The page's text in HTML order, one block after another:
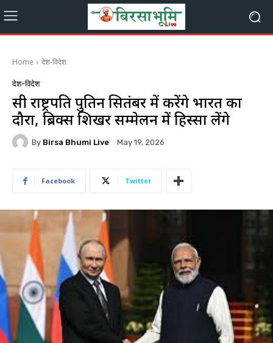
Home देश-विदेश
देश-विदेश
रूसी राष्ट्रपति पुतिन सितंबर में करेंगे भारत का
दौरा, ब्रिक्स शिखर सम्मेलन में हिस्सा लेंगे
By Birsa Bhumi Live May 19, 2026
Facebook Twitter